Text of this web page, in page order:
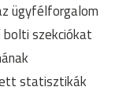
ügyfélforgalom
szekciókat
statisztikák